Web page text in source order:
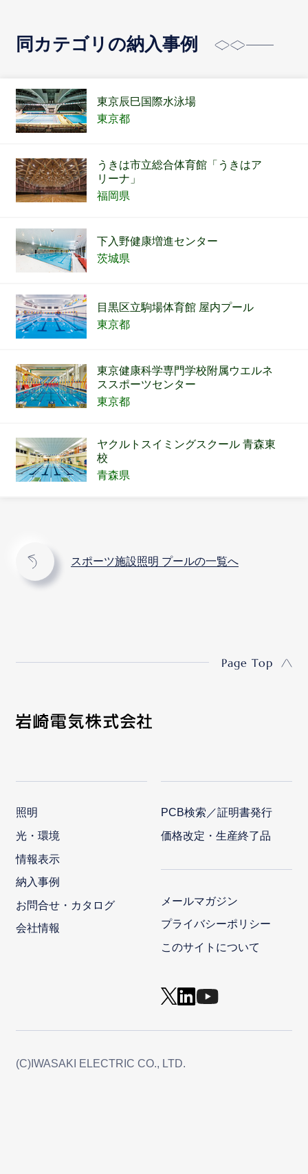
同カテゴリの納入事例
東京辰巳国際水泳場
東京都
うきは市立総合体育館「うきはア
リーナ」
福岡県
下入野健康増進センター
茨城県
目黒区立駒場体育館 屋内プール
東京都
東京健康科学専門学校附属ウエルネ
ススポーツセンター
東京都
ヤクルトスイミングスクール 青森東
校
青森県
スポーツ施設照明 プールの一覧へ
Page Top
照明
光・環境
情報表示
納入事例
お問合せ・カタログ
会社情報
PCB検索／証明書発行
価格改定・生産終了品
メールマガジン
プライバシーポリシー
このサイトについて
(C)IWASAKI ELECTRIC CO., LTD.